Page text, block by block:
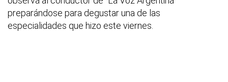
preparándose para degustar una de las
especialidades que hizo este viernes.